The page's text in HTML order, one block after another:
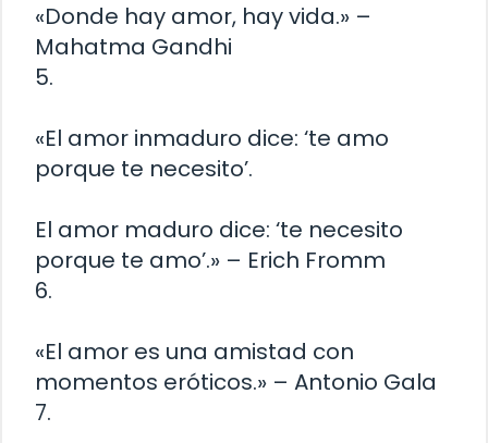
«Donde hay amor, hay vida.» –
Mahatma Gandhi
5.
«El amor inmaduro dice: ‘te amo
porque te necesito’.
El amor maduro dice: ‘te necesito
porque te amo’.» – Erich Fromm
6.
«El amor es una amistad con
momentos eróticos.» – Antonio Gala
7.